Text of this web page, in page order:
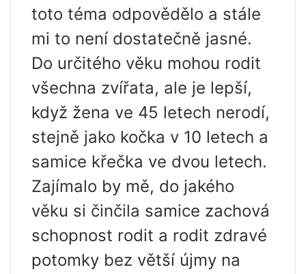
toto téma odpovědělo a stále
mi to není dostatečně jasné.
Do určitého věku mohou rodit
všechna zvířata, ale je lepší,
když žena ve 45 letech nerodí,
stejně jako kočka v 10 letech a
samice křečka ve dvou letech.
Zajímalo by mě, do jakého
věku si činčila samice zachová
schopnost rodit a rodit zdravé
potomky bez větší újmy na